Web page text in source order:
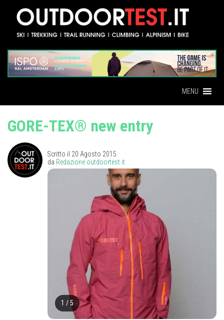
MENU
GORE-TEX® new entry
Scritto il 20 Agosto 2015
da Redazione outdoortest.it
1 /5